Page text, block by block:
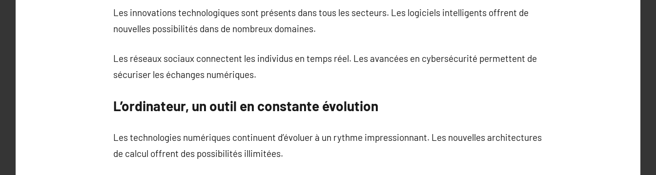
Les innovations technologiques sont présents dans tous les secteurs. Les logiciels intelligents offrent de
nouvelles possibilités dans de nombreux domaines.
Les réseaux sociaux connectent les individus en temps réel. Les avancées en cybersécurité permettent de
sécuriser les échanges numériques.
L’ordinateur, un outil en constante évolution
Les technologies numériques continuent d’évoluer à un rythme impressionnant. Les nouvelles architectures
de calcul offrent des possibilités illimitées.